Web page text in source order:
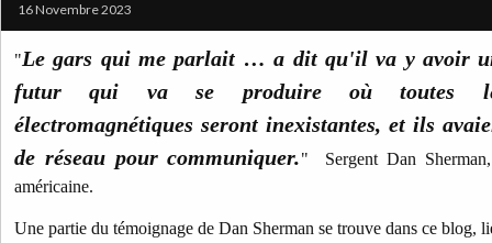
16 Novembre 2023
"Le gars qui me parlait … a dit qu'il va y avoir
futur qui va se produire où toutes les
électromagnétiques seront inexistantes, et ils
de réseau pour communiquer." Sergent Dan
américaine.
Une partie du témoignage de Dan Sherman se trouve dans ce blog,